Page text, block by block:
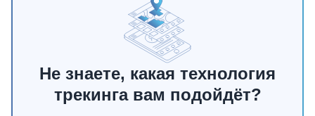
Не знаете, какая технология
трекинга вам подойдёт?